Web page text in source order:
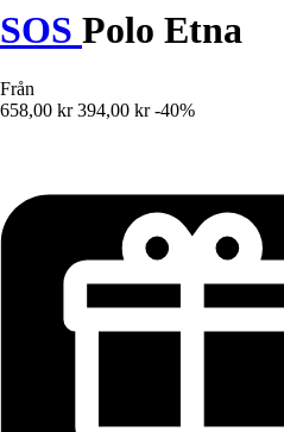
SOS Polo Etna
Från
658,00 kr 394,00 kr -40%